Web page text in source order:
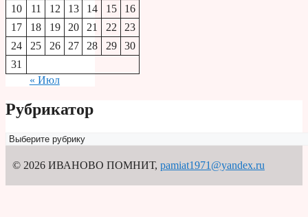
10
11 12 13 14 15
16
17
18 19 20 21 22
23
24
25 26 27 28 29
30
31
« Июл
Рубрикатор
Рубрикатор
© 2026 ИВАНОВО ПОМНИТ, pamiat1971@yandex.ru